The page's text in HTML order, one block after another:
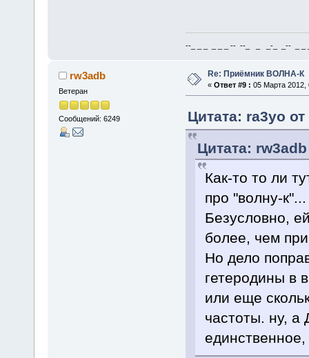
--_ _ _ _ _ _ -- --_ _ _-_ _-- _ _
rw3adb
Ветеран
Сообщений: 6249
Re: Приёмник ВОЛНА-К
« Ответ #9 : 05 Марта 2012,
Цитата: ra3yo
Цитата:
Как-то то ли
про "волну-к"...
Безусловно,
более, чем
Но дело
гетеродины в
или еще
частоты. ну, а